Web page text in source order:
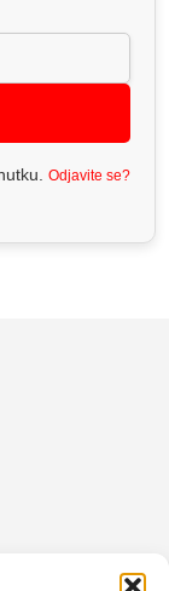
Odjavite se?